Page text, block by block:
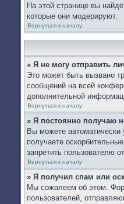
На этой странице вы
которые они модерируют.
Вернуться к началу
» Я не могу отправить
Это может быть вызвано
сообщений на всей
дополнительной
Вернуться к началу
» Я постоянно получаю
Вы можете
получаете
запретить пользователю
Вернуться к началу
» Я получил спам или
Мы сожалеем об этом.
пользователей,